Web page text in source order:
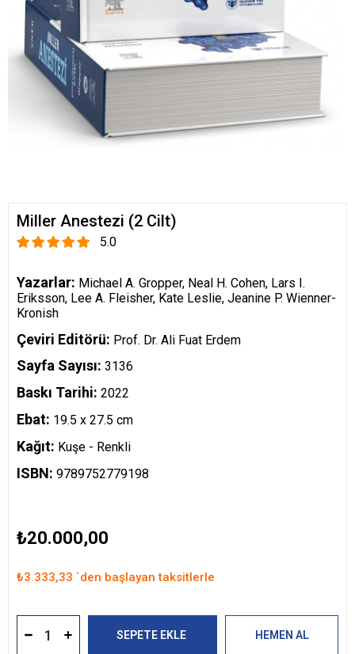
Miller Anestezi (2 Cilt)
5.0
Yazarlar: Michael A. Gropper, Neal H. Cohen, Lars I.
Eriksson, Lee A. Fleisher, Kate Leslie, Jeanine P. Wienner-
Kronish
Çeviri Editörü: Prof. Dr. Ali Fuat Erdem
Sayfa Sayısı: 3136
Baskı Tarihi: 2022
Ebat: 19.5 x 27.5 cm
Kağıt: Kuşe - Renkli
ISBN: 9789752779198
₺20.000,00
₺3.333,33 `den başlayan taksitlerle